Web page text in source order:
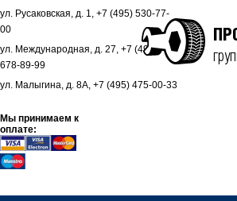
ул. Русаковская, д. 1, +7 (495) 530-77-
00
ул. Международная, д. 27, +7 (495)
678-89-99
ул. Малыгина, д. 8А, +7 (495) 475-00-33
Мы принимаем к
оплате: